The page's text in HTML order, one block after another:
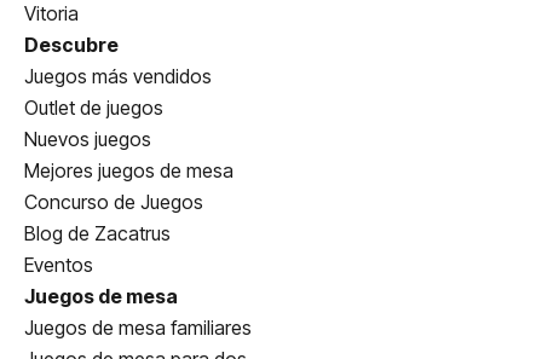
Vitoria
Descubre
Juegos más vendidos
Outlet de juegos
Nuevos juegos
Mejores juegos de mesa
Concurso de Juegos
Blog de Zacatrus
Eventos
Juegos de mesa
Juegos de mesa familiares